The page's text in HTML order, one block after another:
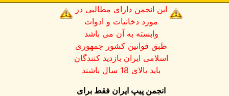
این انجمن دارای مطالبی در
مورد دخانیات و ادوات
وابسته به آن می باشد
طبق قوانین کشور جمهوری
اسلامی ایران بازدید کنندگان
باید بالای 18 سال باشند
انجمن پیپ ایران فقط برای